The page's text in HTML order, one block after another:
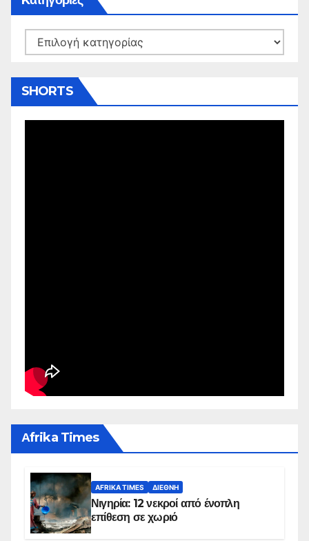
Kατηγορίες
SHORTS
Αfrika Times
AFRIKA TIMES ΔΙΕΘΝΉ
Νιγηρία: 12 νεκροί από ένοπλη
επίθεση σε χωριό